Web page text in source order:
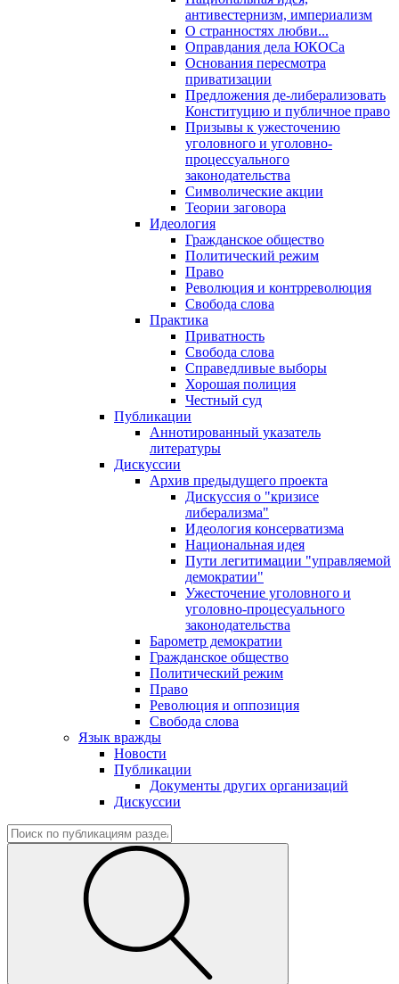
антивестернизм, империализм
О странностях любви...
Оправдания дела ЮКОСа
Основания пересмотра
приватизации
Предложения де-либерализовать
Конституцию и публичное право
Призывы к ужесточению
уголовного и уголовно-
процессуального
законодательства
Символические акции
Теории заговора
Идеология
Гражданское общество
Политический режим
Право
Революция и контрреволюция
Свобода слова
Практика
Приватность
Свобода слова
Справедливые выборы
Хорошая полиция
Честный суд
Публикации
Аннотированный указатель
литературы
Дискуссии
Архив предыдущего проекта
Дискуссия о "кризисе
либерализма"
Идеология консерватизма
Национальная идея
Пути легитимации "управляемой
демократии"
Ужесточение уголовного и
уголовно-процесуального
законодательства
Барометр демократии
Гражданское общество
Политический режим
Право
Революция и оппозиция
Свобода слова
Язык вражды
Новости
Публикации
Документы других организаций
Дискуссии